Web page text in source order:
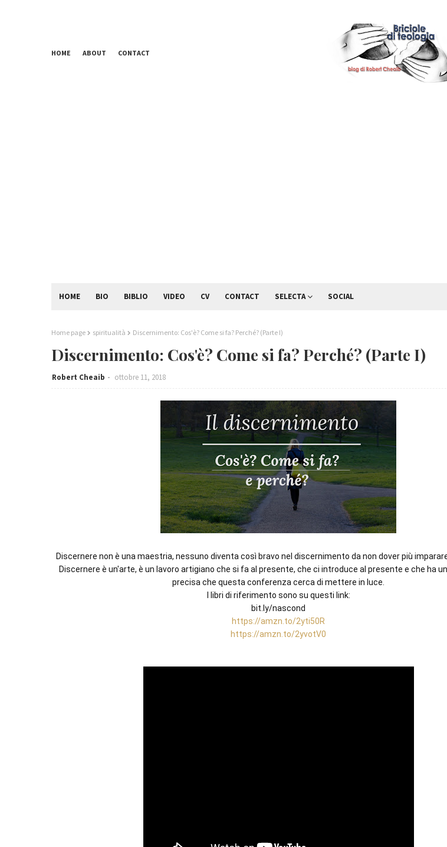
HOME ABOUT CONTACT
HOME BIO BIBLIO VIDEO CV CONTACT SELECTA SOCIAL
Home page spiritualità Discernimento: Cos'è? Come si fa? Perché? (Parte I)
Discernimento: Cos'è? Come si fa? Perché? (Parte I)
Robert Cheaib ottobre 11, 2018
Discernere non è una maestria, nessuno diventa così bravo nel discernimento da non dover più
Discernere è un'arte, è un lavoro artigiano che si fa al presente, che ci introduce al presente e che ha
precisa che questa conferenza cerca di mettere in luce.
I libri di riferimento sono su questi link:
https://amzn.to/2yti50R
https://amzn.to/2yvotV0